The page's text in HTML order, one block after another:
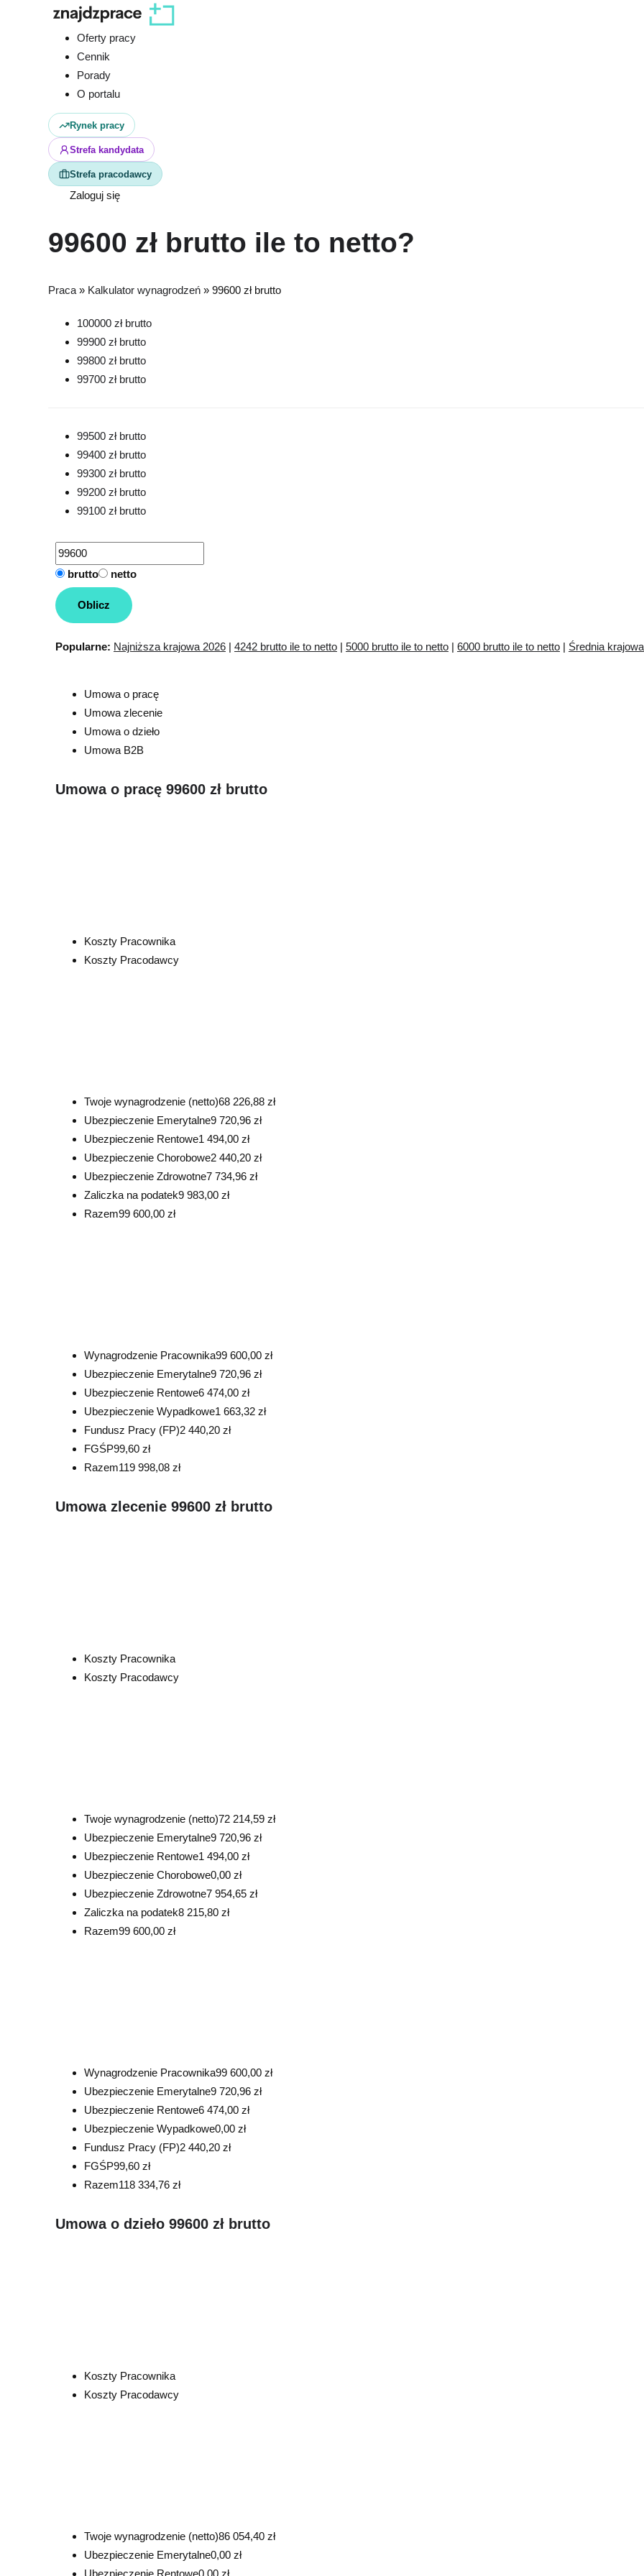
Oferty pracy
Cennik
Porady
O portalu
Rynek pracy
Strefa kandydata
Strefa pracodawcy
Zaloguj się
99600 zł brutto ile to netto?
Praca » Kalkulator wynagrodzeń » 99600 zł brutto
100000 zł brutto
99900 zł brutto
99800 zł brutto
99700 zł brutto
99500 zł brutto
99400 zł brutto
99300 zł brutto
99200 zł brutto
99100 zł brutto
brutto netto
Oblicz
Popularne: Najniższa krajowa 2026 | 4242 brutto ile to netto | 5000 brutto ile to netto | 6000 brutto ile to netto | Średnia
Umowa o pracę
Umowa zlecenie
Umowa o dzieło
Umowa B2B
Umowa o pracę 99600 zł brutto
Koszty Pracownika
Koszty Pracodawcy
Twoje wynagrodzenie (netto)68 226,88 zł
Ubezpieczenie Emerytalne9 720,96 zł
Ubezpieczenie Rentowe1 494,00 zł
Ubezpieczenie Chorobowe2 440,20 zł
Ubezpieczenie Zdrowotne7 734,96 zł
Zaliczka na podatek9 983,00 zł
Razem99 600,00 zł
Wynagrodzenie Pracownika99 600,00 zł
Ubezpieczenie Emerytalne9 720,96 zł
Ubezpieczenie Rentowe6 474,00 zł
Ubezpieczenie Wypadkowe1 663,32 zł
Fundusz Pracy (FP)2 440,20 zł
FGŚP99,60 zł
Razem119 998,08 zł
Umowa zlecenie 99600 zł brutto
Koszty Pracownika
Koszty Pracodawcy
Twoje wynagrodzenie (netto)72 214,59 zł
Ubezpieczenie Emerytalne9 720,96 zł
Ubezpieczenie Rentowe1 494,00 zł
Ubezpieczenie Chorobowe0,00 zł
Ubezpieczenie Zdrowotne7 954,65 zł
Zaliczka na podatek8 215,80 zł
Razem99 600,00 zł
Wynagrodzenie Pracownika99 600,00 zł
Ubezpieczenie Emerytalne9 720,96 zł
Ubezpieczenie Rentowe6 474,00 zł
Ubezpieczenie Wypadkowe0,00 zł
Fundusz Pracy (FP)2 440,20 zł
FGŚP99,60 zł
Razem118 334,76 zł
Umowa o dzieło 99600 zł brutto
Koszty Pracownika
Koszty Pracodawcy
Twoje wynagrodzenie (netto)86 054,40 zł
Ubezpieczenie Emerytalne0,00 zł
Ubezpieczenie Rentowe0,00 zł